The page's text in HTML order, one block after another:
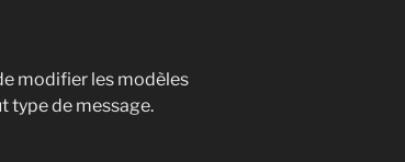
modifier les modèles
type de message.